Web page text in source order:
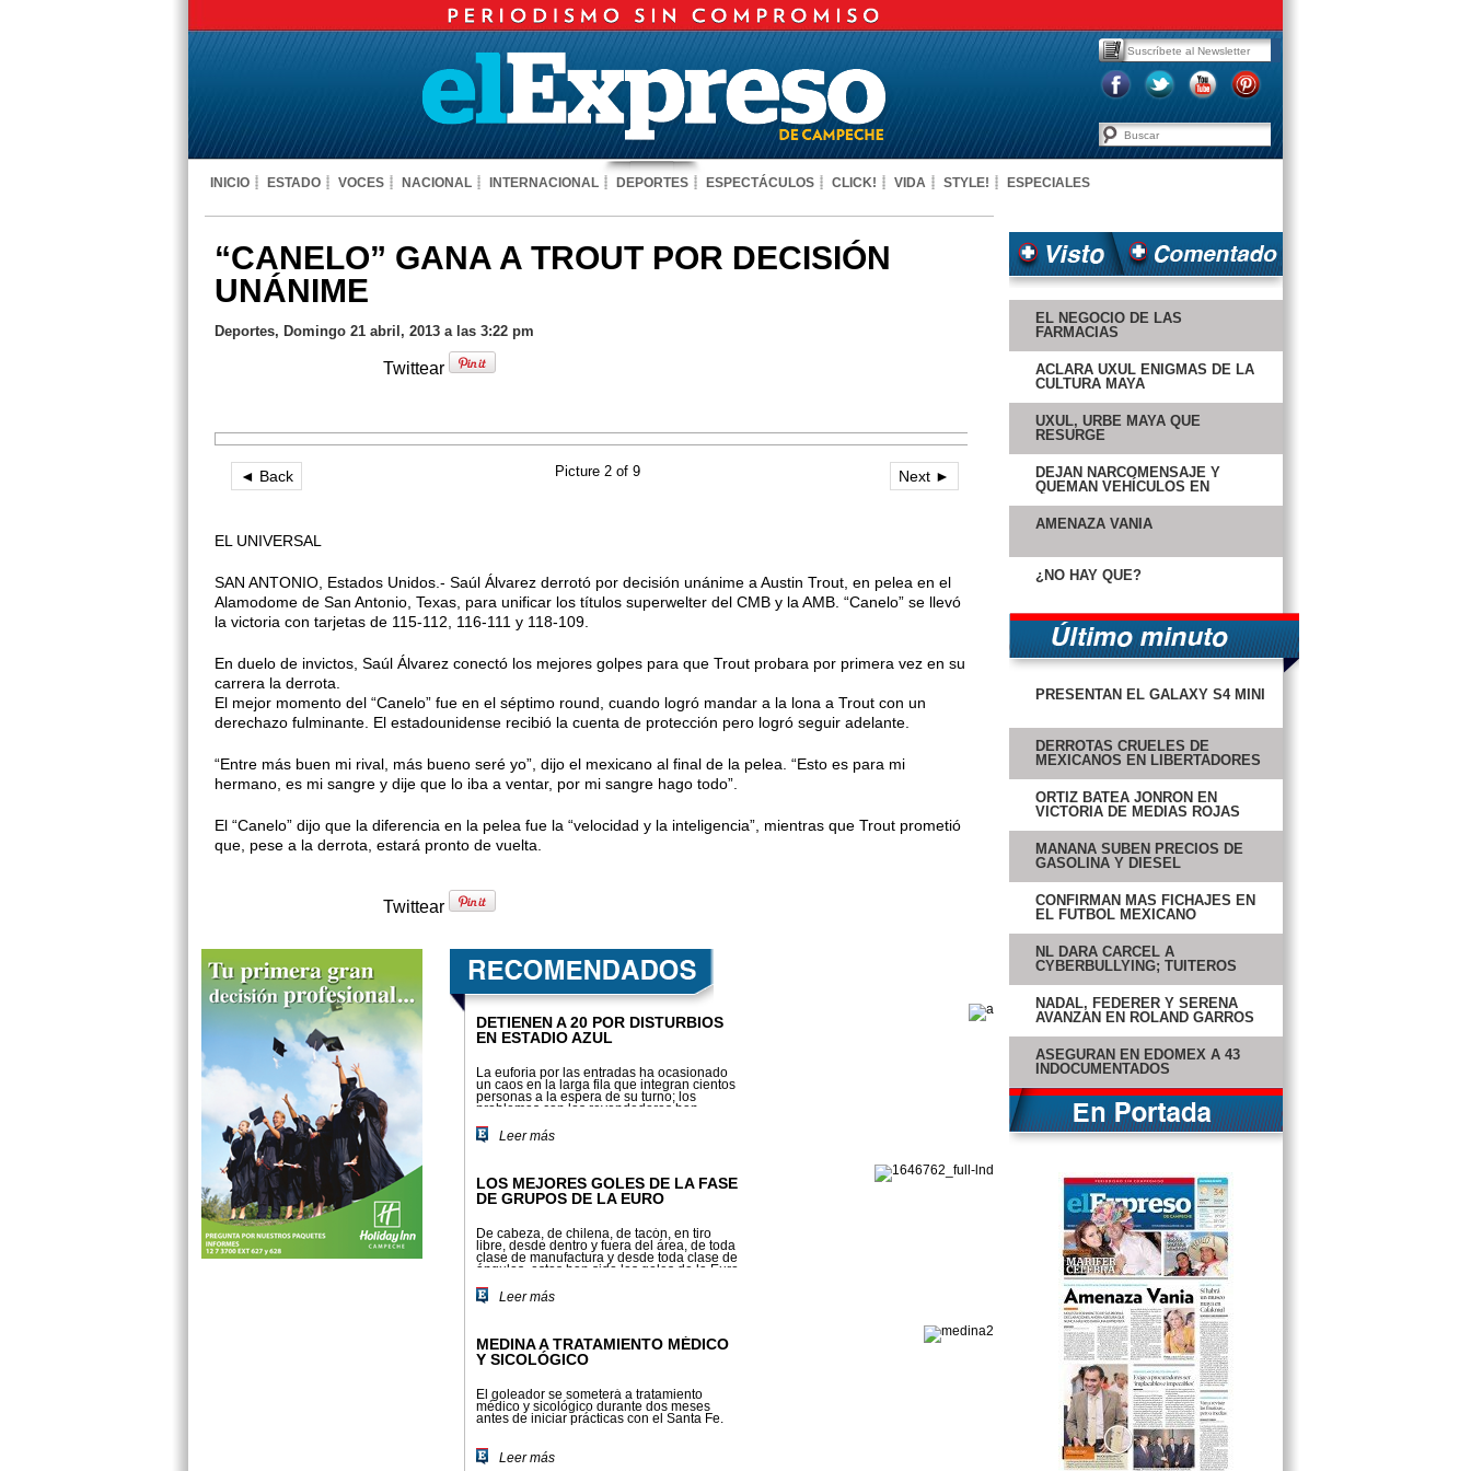
INICIO ESTADO VOCES NACIONAL INTERNACIONAL DEPORTES ESPECTÁCULOS CLICK! VIDA STYLE! ESPECIALES
“CANELO” GANA A TROUT POR DECISIÓN
UNÁNIME
Deportes, Domingo 21 abril, 2013 a las 3:22 pm
Twittear
◄ Back Next ►
Picture 2 of 9
EL UNIVERSAL
SAN ANTONIO, Estados Unidos.- Saúl Álvarez derrotó por decisión unánime a Austin Trout, en pelea en el
Alamodome de San Antonio, Texas, para unificar los títulos superwelter del CMB y la AMB. “Canelo” se llevó
la victoria con tarjetas de 115-112, 116-111 y 118-109.
En duelo de invictos, Saúl Álvarez conectó los mejores golpes para que Trout probara por primera vez en su
carrera la derrota.
El mejor momento del “Canelo” fue en el séptimo round, cuando logró mandar a la lona a Trout con un
derechazo fulminante. El estadounidense recibió la cuenta de protección pero logró seguir adelante.
“Entre más buen mi rival, más bueno seré yo”, dijo el mexicano al final de la pelea. “Esto es para mi
hermano, es mi sangre y dije que lo iba a ventar, por mi sangre hago todo”.
El “Canelo” dijo que la diferencia en la pelea fue la “velocidad y la inteligencia”, mientras que Trout prometió
que, pese a la derrota, estará pronto de vuelta.
Twittear
DETIENEN A 20 POR DISTURBIOS
EN ESTADIO AZUL
La euforia por las entradas ha ocasionado
un caos en la larga fila que integran cientos
personas a la espera de su turno; los
problemas con los revendedores han
Leer más
LOS MEJORES GOLES DE LA FASE
DE GRUPOS DE LA EURO
De cabeza, de chilena, de tacón, en tiro
libre, desde dentro y fuera del área, de toda
clase de manufactura y desde toda clase de
ángulos, estos han sido los goles de la Euro
Leer más
MEDINA A TRATAMIENTO MÉDICO
Y SICOLÓGICO
El goleador se someterá a tratamiento
médico y sicológico durante dos meses
antes de iniciar prácticas con el Santa Fe.
Leer más
EL NEGOCIO DE LAS
FARMACIAS
ACLARA UXUL ENIGMAS DE LA
CULTURA MAYA
UXUL, URBE MAYA QUE
RESURGE
DEJAN NARCOMENSAJE Y
QUEMAN VEHÍCULOS EN
AMENAZA VANIA
¿NO HAY QUÉ?
PRESENTAN EL GALAXY S4 MINI
DERROTAS CRUELES DE
MEXICANOS EN LIBERTADORES
ORTIZ BATEA JONRÓN EN
VICTORIA DE MEDIAS ROJAS
MAÑANA SUBEN PRECIOS DE
GASOLINA Y DIESEL
CONFIRMAN MÁS FICHAJES EN
EL FUTBOL MEXICANO
NL DARÁ CÁRCEL A
CYBERBULLYING; TUITEROS
NADAL, FEDERER Y SERENA
AVANZAN EN ROLAND GARROS
ASEGURAN EN EDOMEX A 43
INDOCUMENTADOS
OFICIAL: FALCAO ES JUGADOR
DEL MÓNACO
MADRID A SU PRESIDENTE
PIDEN A RUSIA NO AYUDAR A
SIRIA
CERCA DE 20 MILLONES DE
DESEMPLEADOS: UE
MCCONAUGHEY CASI PIERDE LA
VISTA
RUSIA VENDERÁ 10 MIG A SIRIA
PROTESTAS INVADEN CALLES
DE ALEMANIA
IVONNE SOTO PRESENTA